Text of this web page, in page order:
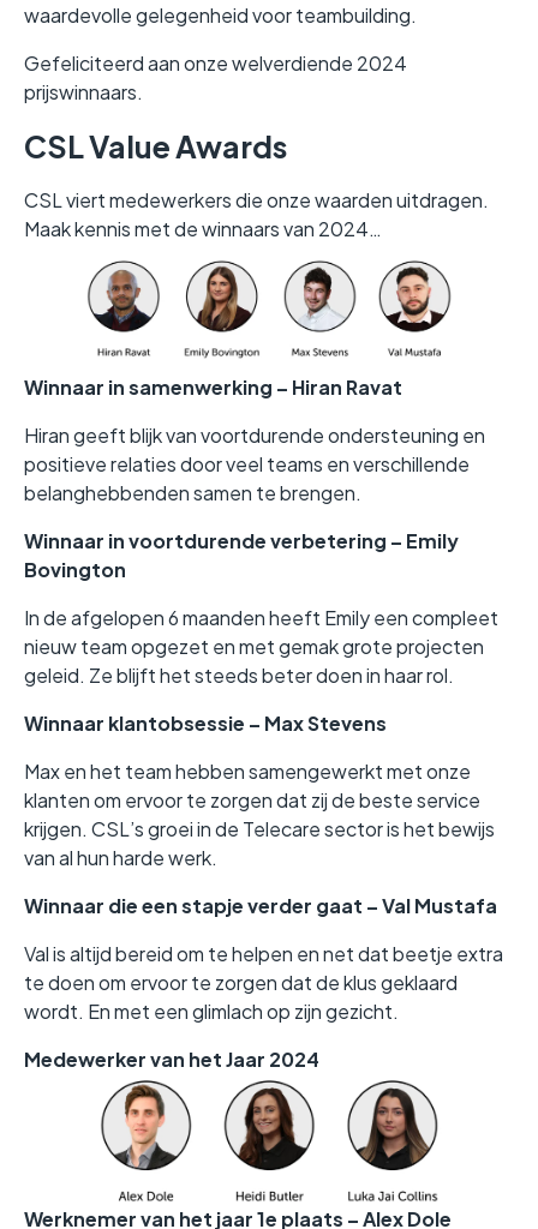
waardevolle gelegenheid voor teambuilding.
Gefeliciteerd aan onze welverdiende 2024
prijswinnaars.
CSL Value Awards
CSL viert medewerkers die onze waarden uitdragen.
Maak kennis met de winnaars van 2024…
Winnaar in samenwerking – Hiran Ravat
Hiran geeft blijk van voortdurende ondersteuning en
positieve relaties door veel teams en verschillende
belanghebbenden samen te brengen.
Winnaar in voortdurende verbetering – Emily
Bovington
In de afgelopen 6 maanden heeft Emily een compleet
nieuw team opgezet en met gemak grote projecten
geleid. Ze blijft het steeds beter doen in haar rol.
Winnaar klantobsessie – Max Stevens
Max en het team hebben samengewerkt met onze
klanten om ervoor te zorgen dat zij de beste service
krijgen. CSL’s groei in de Telecare sector is het bewijs
van al hun harde werk.
Winnaar die een stapje verder gaat – Val Mustafa
Val is altijd bereid om te helpen en net dat beetje extra
te doen om ervoor te zorgen dat de klus geklaard
wordt. En met een glimlach op zijn gezicht.
Medewerker van het Jaar 2024
Werknemer van het jaar 1e plaats – Alex Dole